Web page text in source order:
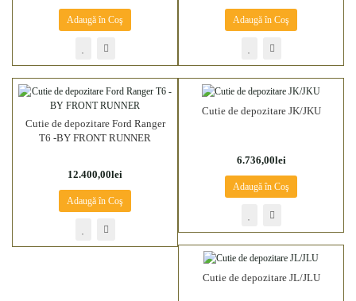
Adaugă în Coş Adaugă în Coş
Cutie de depozitare Ford Ranger
T6 -BY FRONT RUNNER
12.400,00lei
Adaugă în Coş
Cutie de depozitare JK/JKU
6.736,00lei
Adaugă în Coş
Cutie de depozitare JL/JLU